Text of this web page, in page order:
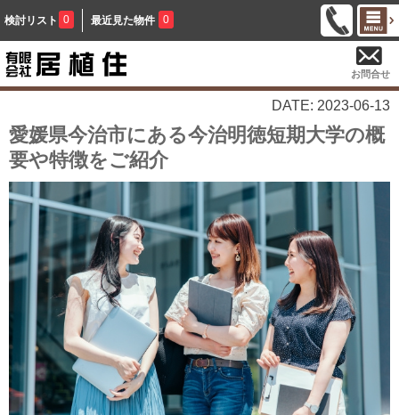
検討リスト 0 最近見た物件 0
お問合せ
DATE: 2023-06-13
愛媛県今治市にある今治明徳短期大学の概
要や特徴をご紹介